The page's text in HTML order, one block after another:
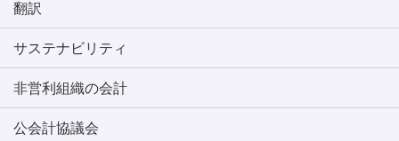
翻訳
サステナビリティ
非営利組織の会計
公会計協議会